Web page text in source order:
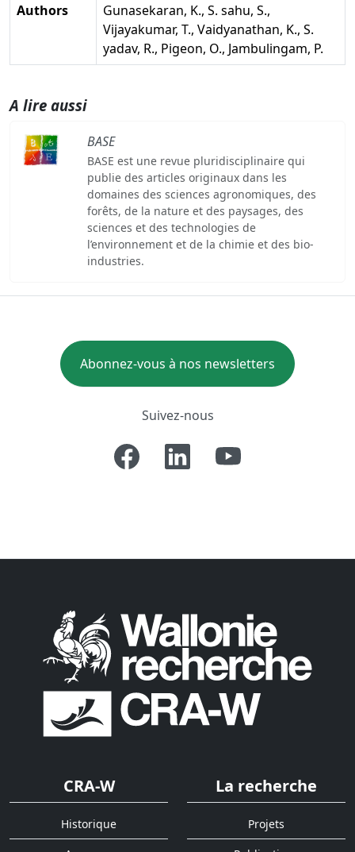
Authors
Gunasekaran, K., S. sahu, S.,
Vijayakumar, T., Vaidyanathan, K., S.
yadav, R., Pigeon, O., Jambulingam, P.
A lire aussi
BASE
BASE est une revue pluridisciplinaire qui
publie des articles originaux dans les
domaines des sciences agronomiques, des
forêts, de la nature et des paysages, des
sciences et des technologies de
l’environnement et de la chimie et des bio-
industries.
Abonnez-vous à nos newsletters
Suivez-nous
CRA-W
Historique
La recherche
Projets